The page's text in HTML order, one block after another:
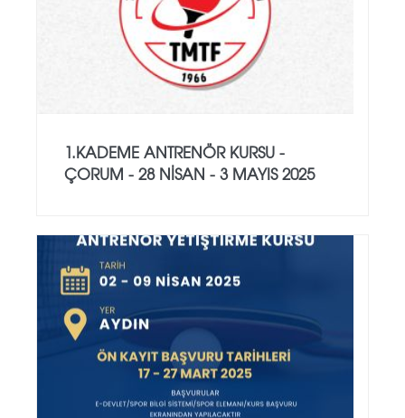
1.KADEME ANTRENÖR KURSU -
ÇORUM - 28 NİSAN - 3 MAYIS 2025